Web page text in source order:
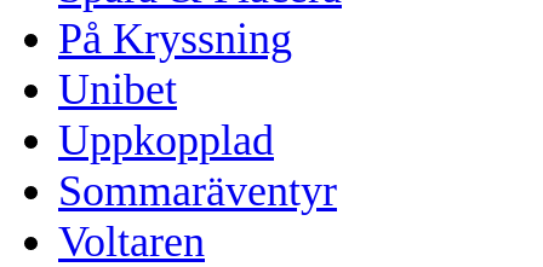
På Kryssning
Unibet
Uppkopplad
Sommaräventyr
Voltaren